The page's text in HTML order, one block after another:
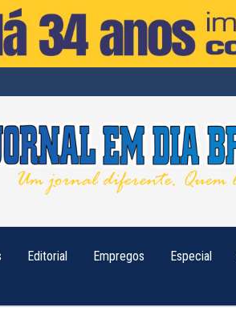
Editorial Empregos Especial